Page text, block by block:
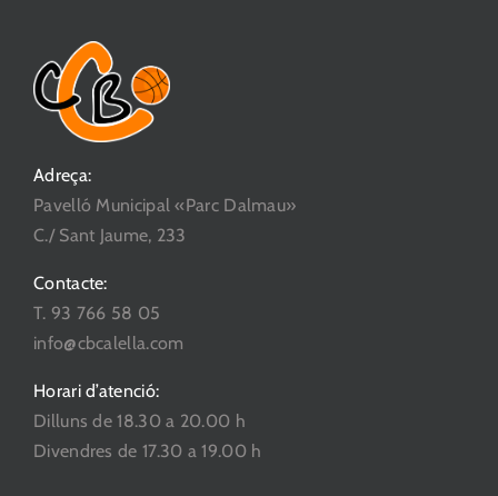
Adreça:
Pavelló Municipal «Parc Dalmau»
C./ Sant Jaume, 233
Contacte:
T. 93 766 58 05
info@cbcalella.com
Horari d’atenció:
Dilluns de 18.30 a 20.00 h
Divendres de 17.30 a 19.00 h